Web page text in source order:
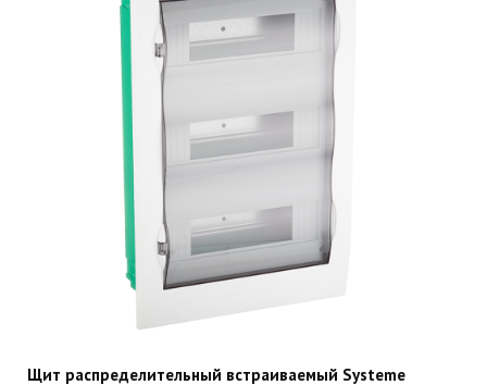
Щит распределительный встраиваемый Systeme